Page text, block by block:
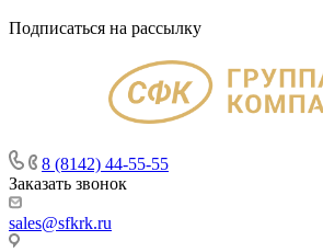
Подписаться на рассылку
8 (8142) 44-55-55
Заказать звонок
sales@sfkrk.ru